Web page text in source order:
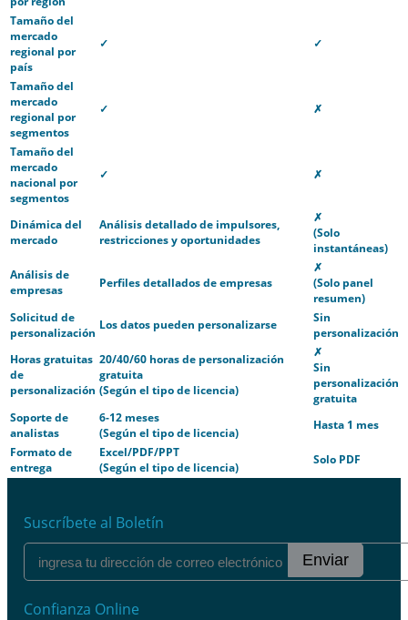
Tamaño del
mercado
regional por
país
✓ ✓
Tamaño del
mercado
regional por
segmentos
✓ ✗
Tamaño del
mercado
nacional por
segmentos
✓ ✗
Dinámica del
mercado
Análisis detallado de impulsores,
restricciones y oportunidades
✗
(Solo
instantáneas)
Análisis de
empresas
Perfiles detallados de empresas
✗
(Solo panel
resumen)
Solicitud de
personalización
Los datos pueden personalizarse
Sin
personalización
Horas gratuitas
de
personalización
20/40/60 horas de personalización
gratuita
(Según el tipo de licencia)
✗
Sin
personalización
gratuita
Soporte de
analistas
6-12 meses
(Según el tipo de licencia)
Hasta 1 mes
Formato de
entrega
Excel/PDF/PPT
(Según el tipo de licencia)
Solo PDF
Suscríbete al Boletín
Enviar
Confianza Online